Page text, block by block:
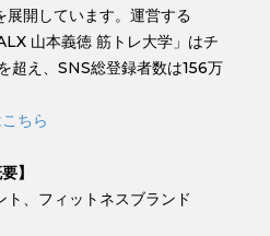
展開しています。運営する
山本義徳 筋トレ大学」はチ
超え、SNS総登録者数は156万
ちら
】
ト、フィットネスブランド